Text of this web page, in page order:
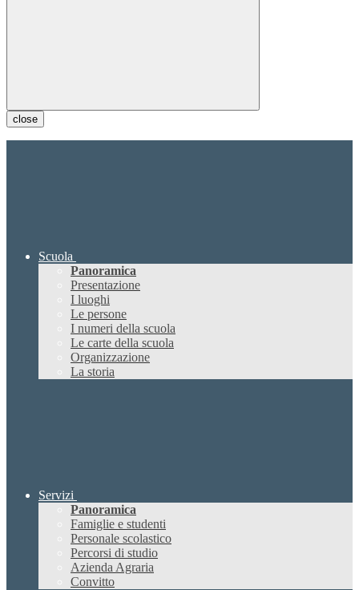
close
Scuola
Panoramica
Presentazione
I luoghi
Le persone
I numeri della scuola
Le carte della scuola
Organizzazione
La storia
Servizi
Panoramica
Famiglie e studenti
Personale scolastico
Percorsi di studio
Azienda Agraria
Convitto